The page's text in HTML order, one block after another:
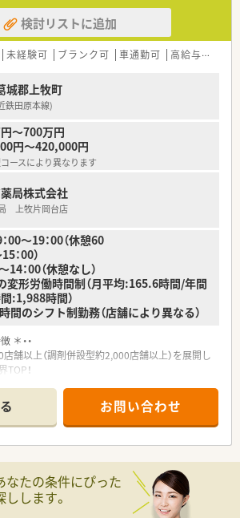
万円の範囲内で決定いたします。
日のローテーションによる週休2日制を採用して
は120日以上としっかり休めます。
計約4ヶ月分が支給されますが、諸手当が基本
いて】
務の効率化を推進した結果、月間の平均残業時間
常に少なく無理なく働き続けられます。
得率が100パーセントを達成しており、年度末に
休を公休日に充てて消化可能です。
労働時間制を採用しており、所定の労働時間を満
検討リストに追加
未経験可 ブランク可 車通勤可 高給与(600万円以上)
城郡上牧町
鉄田原本線)
～700万円
円～420,000円
ースにより異なります
局株式会社
上牧片岡台店
～19：00（休憩60
：00）
：00（休憩なし）
変形労働時間制（月平均:165.6時間/年間
:1,988時間）
間のシフト制勤務（店舗により異なる）
＊・・
舗以上（調剤併設型約2,000店舗以上）を展開し
TOP！
給与も可能！
ースによりますが、経験の少ない方でも500万前
TOP水準！
合わせ、豊富な社内研修や外部組織と連携した研
の会社だからこそ活躍できるキャリアパスが多
れています。
、エリアマネジャーや営業部長等のマネジメン
お問い合わせ
なたの条件にぴった
します。